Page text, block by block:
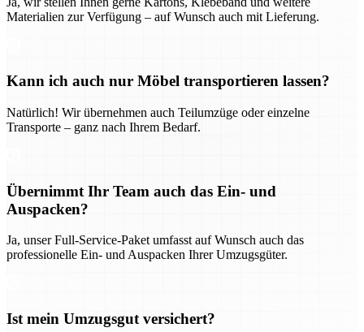
Materialien zur Verfügung – auf Wunsch auch mit Lieferung.
Kann ich auch nur Möbel transportieren lassen?
Natürlich! Wir übernehmen auch Teilumzüge oder einzelne
Transporte – ganz nach Ihrem Bedarf.
Übernimmt Ihr Team auch das Ein- und
Auspacken?
Ja, unser Full-Service-Paket umfasst auf Wunsch auch das
professionelle Ein- und Auspacken Ihrer Umzugsgüter.
Ist mein Umzugsgut versichert?